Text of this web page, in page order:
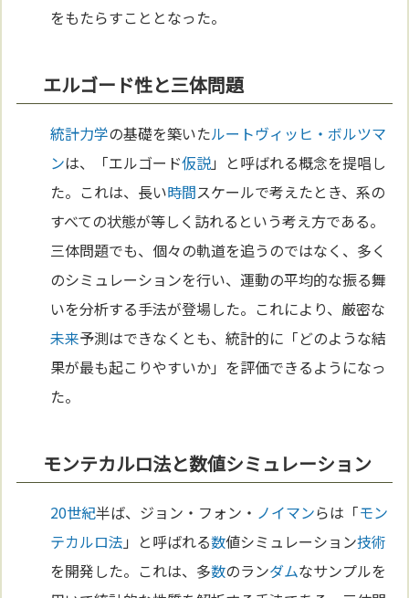
をもたらすこととなった。
エルゴード性と三体問題
統計力学の基礎を築いたルートヴィッヒ・ボルツマ
ンは、「エルゴード仮説」と呼ばれる概念を提唱し
た。これは、長い時間スケールで考えたとき、系の
すべての状態が等しく訪れるという考え方である。
三体問題でも、個々の軌道を追うのではなく、多く
のシミュレーションを行い、運動の平均的な振る舞
いを分析する手法が登場した。これにより、厳密な
未来予測はできなくとも、統計的に「どのような結
果が最も起こりやすいか」を評価できるようになっ
た。
モンテカルロ法と数値シミュレーション
20世紀半ば、ジョン・フォン・ ノイマンらは「モン
テカルロ法 」と呼ばれる数値シミュレーション技術
を開発した。これは、多数のランダムなサンプルを